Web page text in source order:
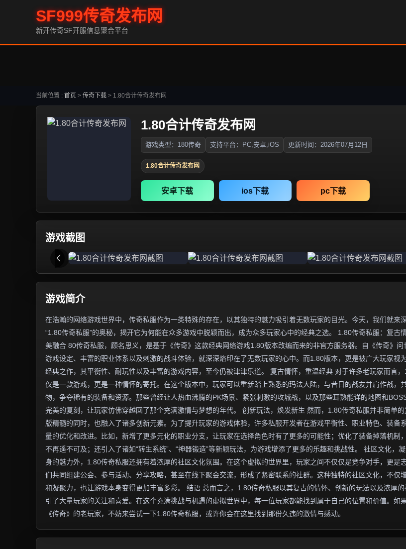
SF999传奇发布网
新开传奇SF开服信息聚合平台
当前位置 : 首页 > 传奇下载 > 1.80合计传奇发布网
1.80合计传奇发布网
游戏类型：180传奇 支持平台：PC,安卓,iOS 更新时间：2026年07月12日
1.80合计传奇发布网
安卓下载 ios下载 pc下载
游戏截图
游戏简介
在浩瀚的网络游戏世界中，传奇私服作为一类特殊的存在，以其独特的魅力吸引着无数玩家的目光。今天，我们就来
“1.80传奇私服”的奥秘，揭开它为何能在众多游戏中脱颖而出，成为众多玩家心中的经典之选。 1.80传奇私服：复古
美融合 80传奇私服，顾名思义，是基于《传奇》这款经典网络游戏1.80版本改编而来的非官方服务器。自《传奇》问
游戏设定、丰富的职业体系以及刺激的战斗体验，就深深烙印在了无数玩家的心中。而1.80版本，更是被广大玩家视
经典之作，其平衡性、耐玩性以及丰富的游戏内容，至今仍被津津乐道。 复古情怀，重温经典 对于许多老玩家而言
仅是一款游戏，更是一种情怀的寄托。在这个版本中，玩家可以重新踏上熟悉的玛法大陆，与昔日的战友并肩作战，
物，争夺稀有的装备和资源。那些曾经让人热血沸腾的PK场景、紧张刺激的攻城战，以及那些耳熟能详的地图和
完美的复刻，让玩家仿佛穿越回了那个充满激情与梦想的年代。 创新玩法，焕发新生 然而，1.80传奇私服并非简单
版精髓的同时，也融入了诸多创新元素。为了提升玩家的游戏体验，许多私服开发者在游戏平衡性、职业特色、装备
量的优化和改进。比如，新增了更多元化的职业分支，让玩家在选择角色时有了更多的可能性；优化了装备掉落机制
不再遥不可及；还引入了诸如“转生系统”、“神器锻造”等新颖玩法，为游戏增添了更多的乐趣和挑战性。 社区文化，
身的魅力外，1.80传奇私服还拥有着浓厚的社区文化氛围。在这个虚拟的世界里，玩家之间不仅仅是竞争对手，更是
们共同组建公会、参与活动、分享攻略，甚至在线下聚会交流，形成了紧密联系的社群。这种独特的社区文化，不仅
和凝聚力，也让游戏本身变得更加丰富多彩。 结语 总而言之，1.80传奇私服以其复古的情怀、创新的玩法以及浓厚
引了大量玩家的关注和喜爱。在这个充满挑战与机遇的虚拟世界中，每一位玩家都能找到属于自己的位置和价值。如
《传奇》的老玩家，不妨来尝试一下1.80传奇私服，或许你会在这里找到那份久违的激情与感动。